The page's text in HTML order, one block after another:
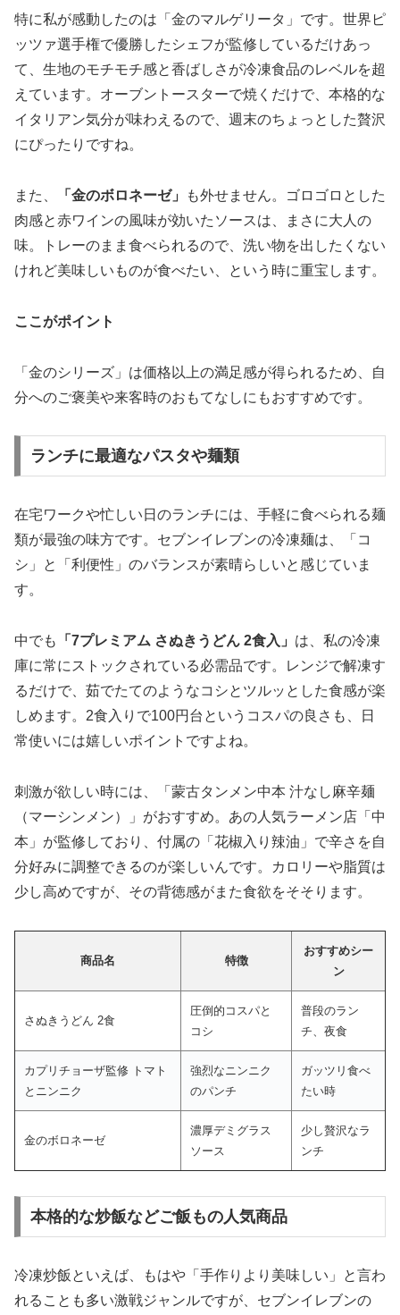
特に私が感動したのは 「金のマルゲリータ」 です。世界ピ
ッツァ選手権で優勝したシェフが監修しているだけあっ
て、生地のモチモチ感と香ばしさが冷凍食品のレベルを超
えています。オーブントースターで焼くだけで、本格的な
イタリアン気分が味わえるので、週末のちょっとした贅沢
にぴったりですね。
また、 「金のボロネーゼ」
も外せません。ゴロゴロとした
肉感と赤ワインの風味が効いたソースは、まさに大人の
味。トレーのまま食べられるので、洗い物を出したくない
けれど美味しいものが食べたい、という時に重宝します。
ここがポイント
「金のシリーズ」は価格以上の満足感が得られるため、自
分へのご褒美や来客時のおもてなしにもおすすめです。
ランチに最適なパスタや麺類
在宅ワークや忙しい日のランチには、手軽に食べられる麺
類が最強の味方です。セブンイレブンの冷凍麺は、「コ
シ」と「利便性」のバランスが素晴らしいと感じていま
す。
中でも 「7プレミアム さぬきうどん 2食入」 は、私の冷凍
庫に常にストックされている必需品です。レンジで解凍す
るだけで、茹でたてのようなコシとツルッとした食感が楽
しめます。2食入りで100円台というコスパの良さも、日
常使いには嬉しいポイントですよね。
刺激が欲しい時には、
「蒙古タンメン中本 汁なし麻辛麺
（マーシンメン）」 がおすすめ。あの人気ラーメン店「中
本」が監修しており、付属の「花椒入り辣油」で辛さを自
分好みに調整できるのが楽しいんです。カロリーや脂質は
少し高めですが、その背徳感がまた食欲をそそります。
商品名 特徴
おすすめシー
ン
さぬきうどん 2食
圧倒的コスパと
コシ
普段のラン
チ、夜食
カプリチョーザ監修 トマト
とニンニク
強烈なニンニク
のパンチ
ガッツリ食べ
たい時
金のボロネーゼ
濃厚デミグラス
ソース
少し贅沢なラ
ンチ
本格的な炒飯などご飯もの人気商品
冷凍炒飯といえば、もはや「手作りより美味しい」と言わ
れることも多い激戦ジャンルですが、セブンイレブンの